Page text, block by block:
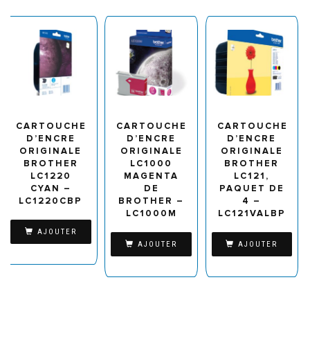
CARTOUCHE
D’ENCRE
ORIGINALE
BROTHER
LC1220
CYAN –
LC1220CBP
AJOUTER
CARTOUCHE
D’ENCRE
ORIGINALE
LC1000
MAGENTA
DE
BROTHER –
LC1000M
AJOUTER
CARTOUCHE
D’ENCRE
ORIGINALE
BROTHER
LC121,
PAQUET DE
4 –
LC121VALBP
AJOUTER